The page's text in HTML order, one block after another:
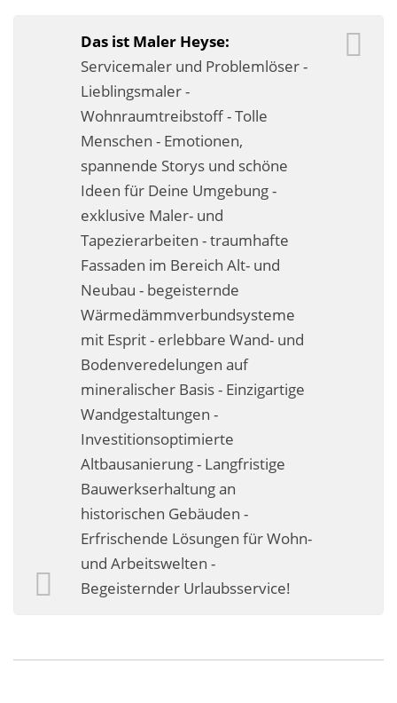
Premium-Lösungen
Meine gute Empfehlung
Arbeitsbühne mieten
Heyse Lifestyle
Kontakt
Navigation schließen
Das ist Maler Heyse:
Servicemaler und Problemlöser -
Lieblingsmaler -
Wohnraumtreibstoff - Tolle
Menschen - Emotionen,
spannende Storys und schöne
Ideen für Deine Umgebung -
exklusive Maler- und
Tapezierarbeiten - traumhafte
Fassaden im Bereich Alt- und
Neubau - begeisternde
Wärmedämmverbundsysteme
mit Esprit - erlebbare Wand- und
Bodenveredelungen auf
mineralischer Basis - Einzigartige
Wandgestaltungen -
Investitionsoptimierte
Altbausanierung - Langfristige
Bauwerkserhaltung an
historischen Gebäuden -
Erfrischende Lösungen für Wohn-
und Arbeitswelten -
Begeisternder Urlaubsservice!